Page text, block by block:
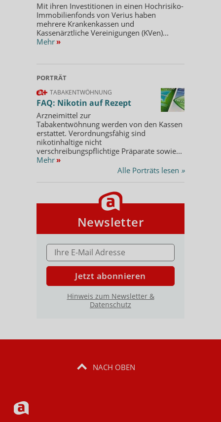
Mit ihren Investitionen in einen Hochrisiko-
Immobilienfonds von Verius haben
mehrere Krankenkassen und
Kassenärztliche Vereinigungen (KVen)...
Mehr »
PORTRÄT
TABAKENTWÖHNUNG
FAQ: Nikotin auf Rezept
Arzneimittel zur
Tabakentwöhnung werden von den Kassen
erstattet. Verordnungsfähig sind
nikotinhaltige nicht
verschreibungspflichtige Präparate sowie...
Mehr »
Alle Porträts lesen »
Newsletter
E-MAIL ADRESSE
Jetzt abonnieren
Hinweis zum Newsletter &
Datenschutz
NACH OBEN